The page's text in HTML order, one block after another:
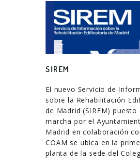
SIREM
El nuevo Servicio de
sobre la Rehabilitación
de Madrid (SIREM) puesto
marcha por el
Madrid en colaboración
COAM se ubica en la
planta de la sede del